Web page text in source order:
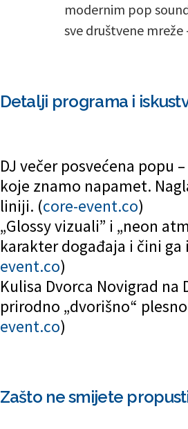
modernim pop
sve društvene
Detalji programa i
DJ večer posvećena popu
koje znamo napamet.
liniji. (core-event.co)
„Glossy vizuali” i „neon
karakter događaja i čini
event.co)
Kulisa Dvorca Novigrad
prirodno „dvorišno“
event.co)
Zašto ne smijete